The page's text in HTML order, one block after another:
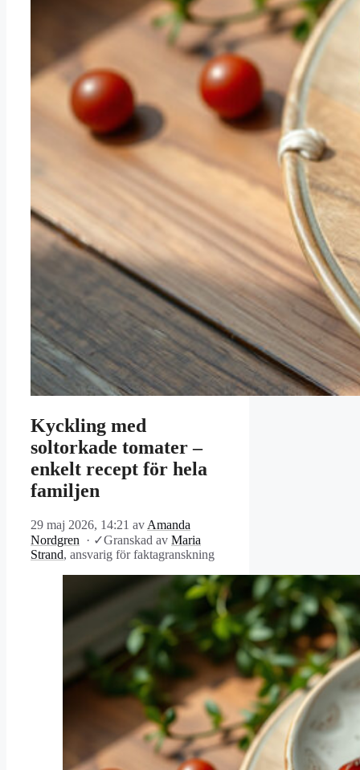
Kyckling med
soltorkade tomater –
enkelt recept för hela
familjen
29 maj 2026, 14:21 av Amanda
Nordgren
· ✓Granskad av Maria
Strand, ansvarig för faktagranskning